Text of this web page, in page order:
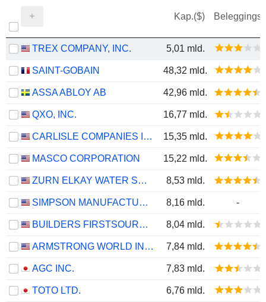
Kap.($) Beleggings
TREX COMPANY, INC. 5,01 mld.
SAINT-GOBAIN 48,32 mld.
ASSA ABLOY AB 42,96 mld.
QXO, INC. 16,77 mld.
CARLISLE COMPANIES INCORPORATED 15,35 mld.
MASCO CORPORATION 15,22 mld.
ZURN ELKAY WATER SOLUTIONS CORPORATION 8,53 mld.
SIMPSON MANUFACTURING CO., INC. 8,16 mld. -
BUILDERS FIRSTSOURCE, INC. 8,04 mld.
ARMSTRONG WORLD INDUSTRIES, INC. 7,84 mld.
AGC INC. 7,83 mld.
TOTO LTD. 6,76 mld.